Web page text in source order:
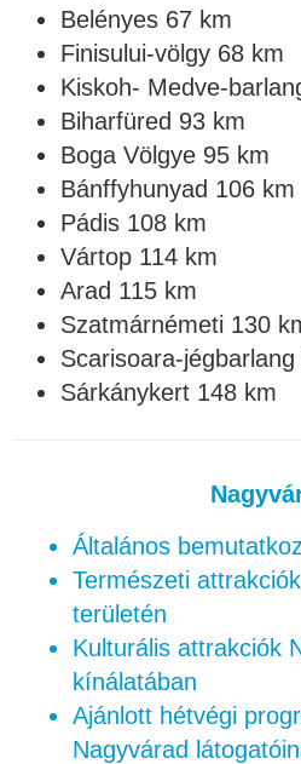
Belényes 67 km
Finisului-völgy 68 km
Kiskoh- Medve-
Biharfüred 93 km
Boga Völgye 95 km
Bánffyhunyad 106 km
Pádis 108 km
Vártop 114 km
Arad 115 km
Szatmárnémeti 130
Scarisoara-
Sárkánykert 148 km
Általános
Természeti
területén
Kulturális attrakciók
kínálatában
Ajánlott hétvégi
Nagyvárad